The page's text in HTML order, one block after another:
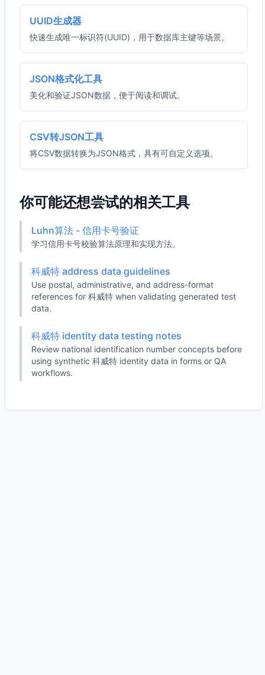
UUID生成器
快速生成唯一标识符(UUID)，用于数据库主键等场景。
JSON格式化工具
美化和验证JSON数据，便于阅读和调试。
CSV转JSON工具
将CSV数据转换为JSON格式，具有可自定义选项。
你可能还想尝试的相关工具
Luhn算法 - 信用卡号验证
学习信用卡号校验算法原理和实现方法。
科威特 address data guidelines
Use postal, administrative, and address-format
references for 科威特 when validating generated test
data.
科威特 identity data testing notes
Review national identification number concepts before
using synthetic 科威特 identity data in forms or QA
workflows.